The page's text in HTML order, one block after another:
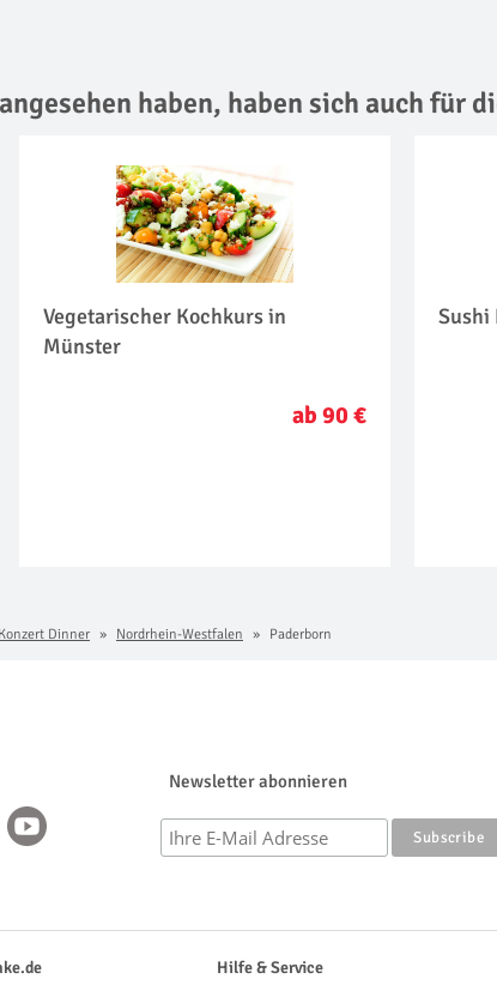
haben, haben sich auch für
Vegetarischer Kochkurs in
Münster
ab 90 €
Sushi
Konzert Dinner Nordrhein-Westfalen Paderborn
Newsletter abonnieren
Hilfe & Service